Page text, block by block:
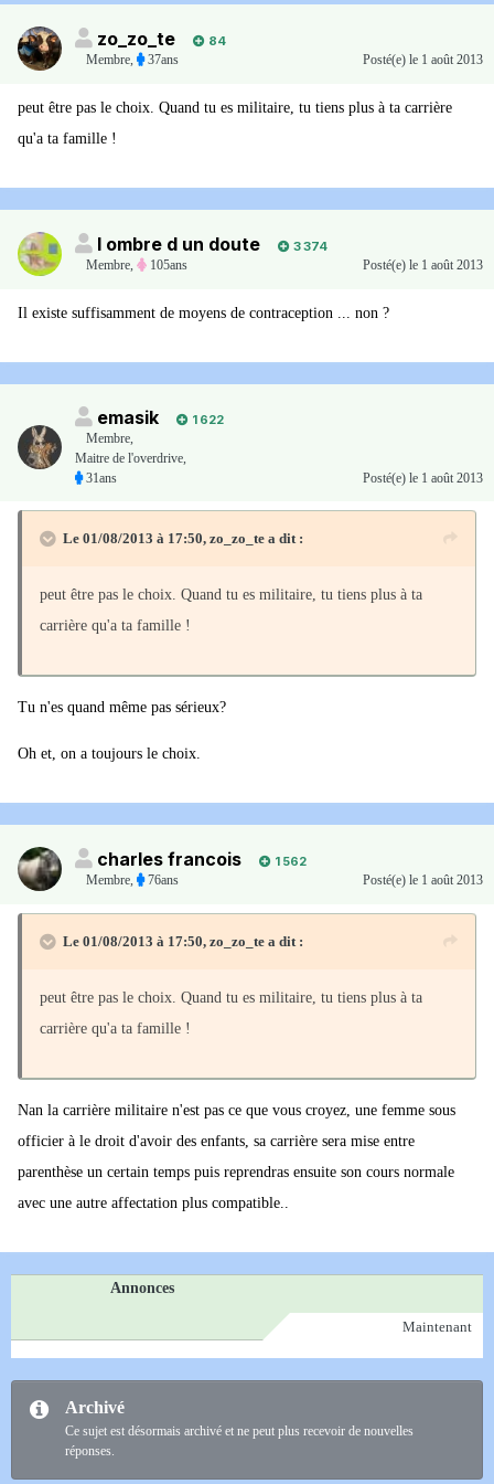
zo_zo_te
84
Membre, 37ans Posté(e) le 1 août 2013
peut être pas le choix. Quand tu es militaire, tu tiens plus à ta carrière
qu'a ta famille !
l ombre d un doute
3 374
Membre, 105ans Posté(e) le 1 août 2013
Il existe suffisamment de moyens de contraception ... non ?
emasik
1 622
Membre,
Maitre de l'overdrive,
31ans
Posté(e) le 1 août 2013
Le 01/08/2013 à 17:50, zo_zo_te a dit :
peut être pas le choix. Quand tu es militaire, tu tiens plus à ta
carrière qu'a ta famille !
Tu n'es quand même pas sérieux?
Oh et, on a toujours le choix.
charles francois
1 562
Membre, 76ans Posté(e) le 1 août 2013
Le 01/08/2013 à 17:50, zo_zo_te a dit :
peut être pas le choix. Quand tu es militaire, tu tiens plus à ta
carrière qu'a ta famille !
Nan la carrière militaire n'est pas ce que vous croyez, une femme sous
officier à le droit d'avoir des enfants, sa carrière sera mise entre
parenthèse un certain temps puis reprendras ensuite son cours normale
avec une autre affectation plus compatible..
Annonces
Maintenant
Archivé
Ce sujet est désormais archivé et ne peut plus recevoir de nouvelles
réponses.